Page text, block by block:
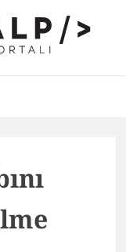
Blog –